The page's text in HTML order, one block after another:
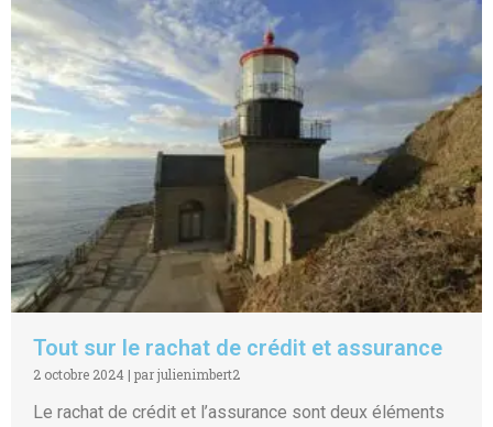
Tout sur le rachat de crédit et assurance
2 octobre 2024 | par julienimbert2
Le rachat de crédit et l’assurance sont deux éléments